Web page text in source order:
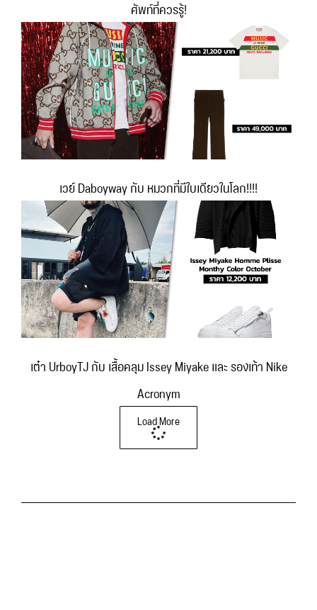
ศัพท์ที่ควรรู้!
เวย์ Daboyway กับ หมวกที่มีใบเดียวในโลก!!!!
เต๋า UrboyTJ กับ เสื้อคลุม Issey Miyake และ รองเท้า Nike
Acronym
Load More